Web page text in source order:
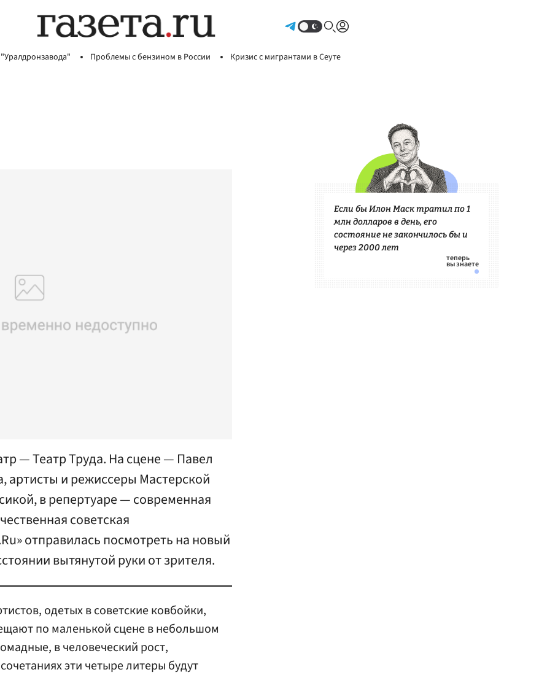
Проблемы с бензином в России Кризис с мигрантами в Сеуте
— Театр Труда. На сцене — Павел
артисты и режиссеры Мастерской
в репертуаре — современная
советская
отправилась посмотреть на новый
вытянутой руки от зрителя.
одетых в советские ковбойки,
по маленькой сцене в небольшом
в человеческий рост,
эти четыре литеры будут
Если бы Илон Маск тратил по 1
млн долларов в день, его
состояние не закончилось бы и
через 2000 лет